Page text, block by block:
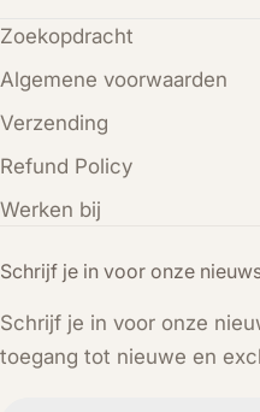
Schrijf je in voor onze
Schrijf je in voor onze
toegang tot nieuwe en
Zoekopdracht
Algemene voorwaarden
Verzending
Refund Policy
Werken bij